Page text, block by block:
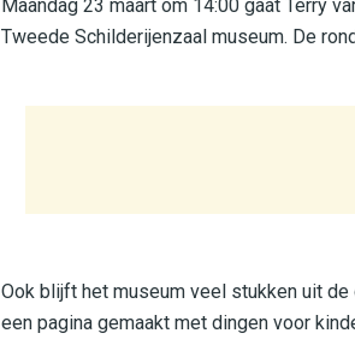
Maandag 23 maart om 14:00 gaat Terry
Tweede Schilderijenzaal museum. De
Ook blijft het museum veel stukken uit
een pagina gemaakt met dingen voor